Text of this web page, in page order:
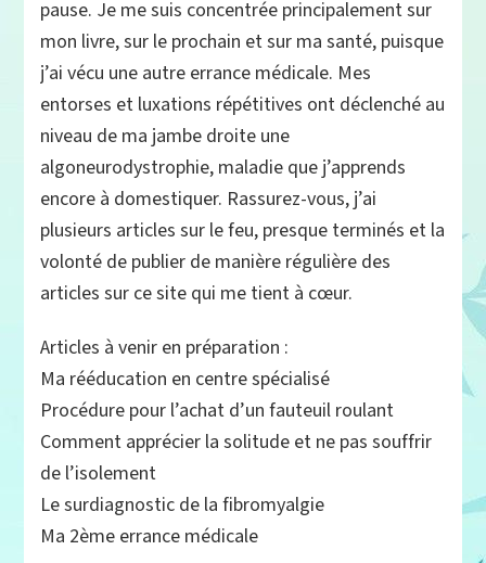
pause. Je me suis concentrée principalement sur
mon livre, sur le prochain et sur ma santé, puisque
j’ai vécu une autre errance médicale. Mes
entorses et luxations répétitives ont déclenché au
niveau de ma jambe droite une
algoneurodystrophie, maladie que j’apprends
encore à domestiquer. Rassurez-vous, j’ai
plusieurs articles sur le feu, presque terminés et la
volonté de publier de manière régulière des
articles sur ce site qui me tient à cœur.
Articles à venir en préparation :
Ma rééducation en centre spécialisé
Procédure pour l’achat d’un fauteuil roulant
Comment apprécier la solitude et ne pas souffrir
de l’isolement
Le surdiagnostic de la fibromyalgie
Ma 2ème errance médicale